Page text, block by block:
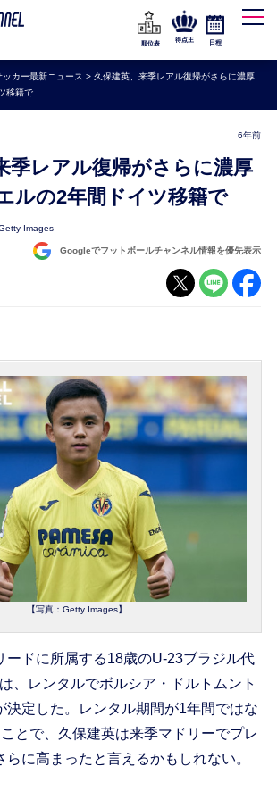
ーグ
リーガ
チーム
順位表
得点王 日程
ッカー最新ニュース > 久保建英、来季レアル復帰がさらに濃厚
移籍で
6年前
ルの2年間ドイツ移籍で
Images
Googleでフットボールチャンネル情報を優先表示
【写真：Getty Images】
ドに所属する18歳のU-23ブラジル代
、レンタルでボルシア・ドルトムント
決定した。レンタル期間が1年間ではな
とで、久保建英は来季マドリーでプレ
らに高まったと言えるかもしれない。